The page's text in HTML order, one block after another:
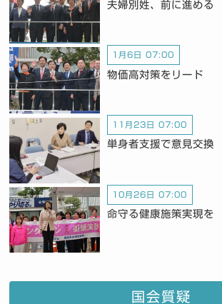
夫婦別姓、前に進める
1月6日 07:00
物価高対策をリード
11月23日 07:00
単身者支援で意見交換
10月26日 07:00
命守る健康施策実現を
国会質疑